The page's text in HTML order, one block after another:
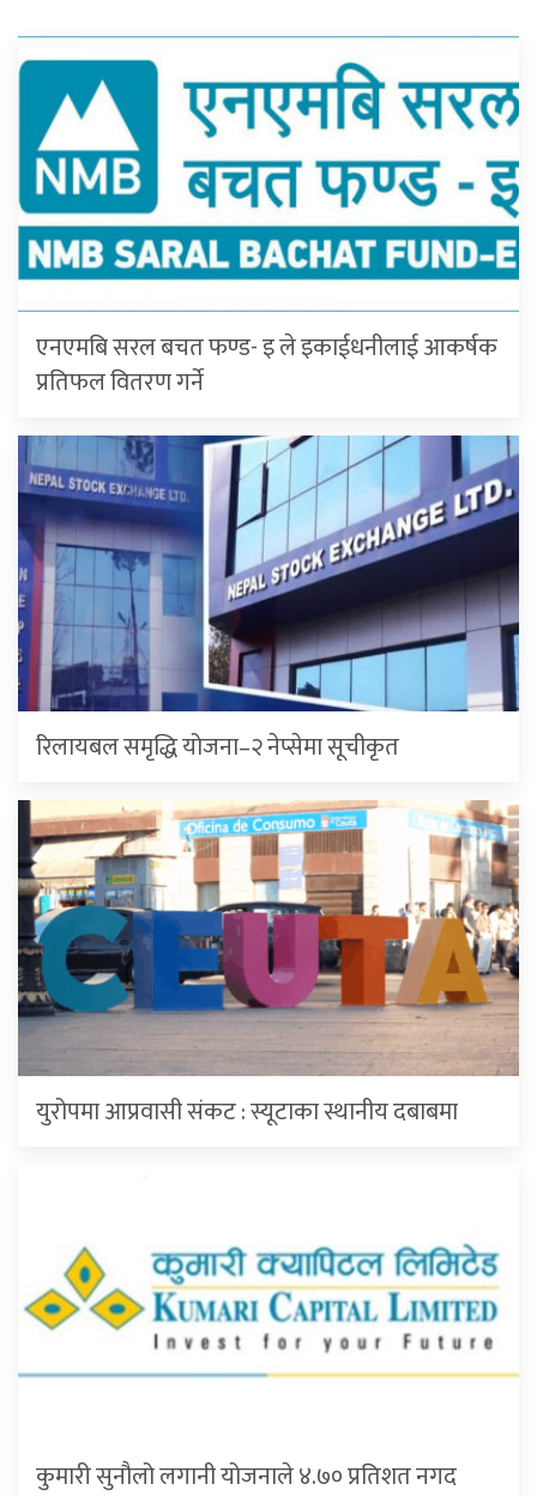
एनएमबि सरल बचत फण्ड- इ ले इकाईधनीलाई आकर्षक
प्रतिफल वितरण गर्ने
रिलायबल समृद्धि योजना–२ नेप्सेमा सूचीकृत
युरोपमा आप्रवासी संकट : स्यूटाका स्थानीय दबाबमा
कुमारी सुनौलो लगानी योजनाले ४.७० प्रतिशत नगद